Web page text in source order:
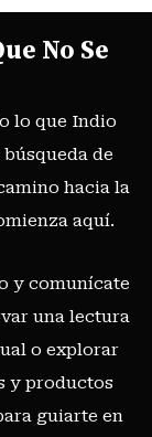
No Se
lo que Indio
de
hacia la
aquí.
y comunícate
una lectura
o explorar
y productos
guiarte en